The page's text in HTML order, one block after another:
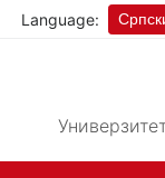
Language: